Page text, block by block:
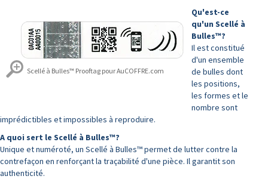
Scellé à Bulles™ Prooftag pour AuCOFFRE.com
Qu'est-ce
qu'un Scellé à
Bulles™?
Il est constitué
d'un ensemble
de bulles dont
les positions,
les formes et le
nombre sont
imprédictibles et impossibles à reproduire.
A quoi sert le Scellé à Bulles™?
Unique et numéroté, un Scellé à Bulles™ permet de lutter contre la
contrefaçon en renforçant la traçabilité d'une pièce. Il garantit son
authenticité.